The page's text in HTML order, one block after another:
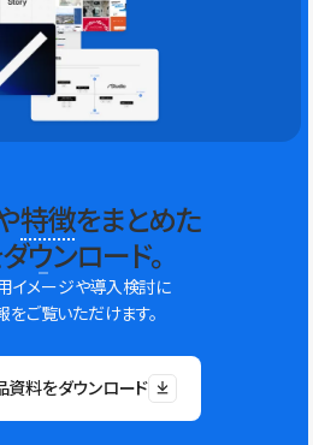
特徴をまとめた
ウンロード。
イメージや導入検討に
をご覧いただけます。
資料をダウンロード